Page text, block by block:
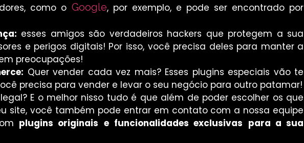
como o Google, por exemplo, e pode ser encontrado por
esses amigos são verdadeiros hackers que protegem a sua
e perigos digitais! Por isso, você precisa deles para manter a
preocupações!
Quer vender cada vez mais? Esses plugins especiais vão te
precisa para vender e levar o seu negócio para outro patamar!
E o melhor nisso tudo é que além de poder escolher os que
site, você também pode entrar em contato com a nossa equipe
plugins originais e funcionalidades exclusivas para a sua